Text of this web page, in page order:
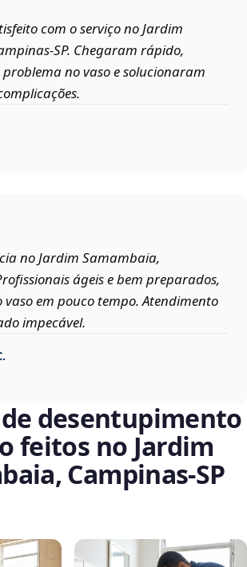
com o serviço no Jardim
Chegaram rápido,
no vaso e solucionaram
no Jardim Samambaia,
ágeis e bem preparados,
em pouco tempo. Atendimento
impecável.
desentupimento
feitos no Jardim
Campinas‑SP